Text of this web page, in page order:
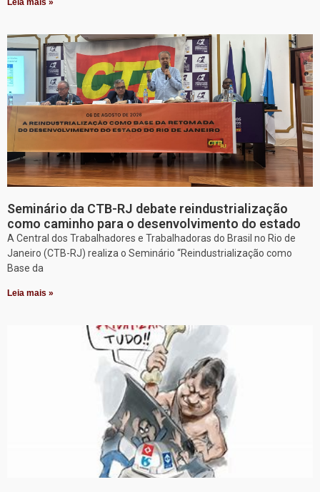
Leia mais »
Seminário da CTB-RJ debate reindustrialização
como caminho para o desenvolvimento do estado
A Central dos Trabalhadores e Trabalhadoras do Brasil no Rio de
Janeiro (CTB-RJ) realiza o Seminário “Reindustrialização como
Base da
Leia mais »